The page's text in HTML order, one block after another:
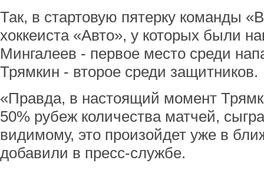
Так, в стартовую пятерку команды
хоккеиста «Авто», у которых были
Мингалеев - первое место среди
Трямкин - второе среди защитников.
«Правда, в настоящий момент
50% рубеж количества матчей,
видимому, это произойдет уже в
добавили в пресс-службе.